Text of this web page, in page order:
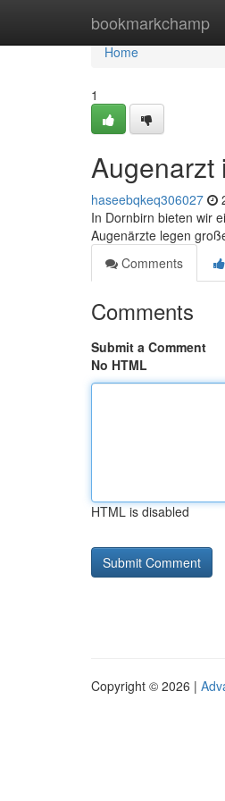
bookmarkchamp
Home
Home
1
Augenarzt
haseebqkeq306027
In Dornbirn bieten wir
Augenärzte legen
Comments
Comments
Submit a Comment
No HTML
HTML is disabled
Copyright © 2026 |